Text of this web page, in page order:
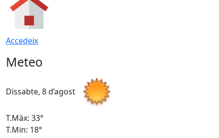
Accedeix
Meteo
Dissabte, 8 d’agost
T.Màx: 33°
T.Min: 18°